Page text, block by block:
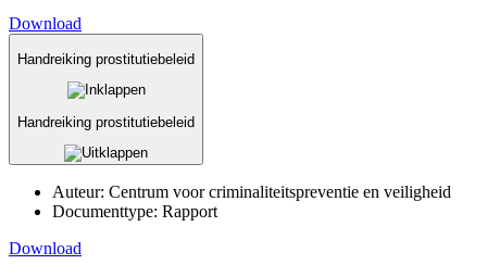
Download
Handreiking prostitutiebeleid
Handreiking prostitutiebeleid
Auteur: Centrum voor criminaliteitspreventie en veiligheid
Documenttype: Rapport
Download